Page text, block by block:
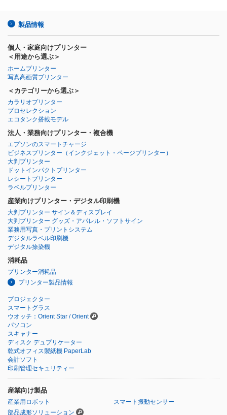
製品情報
個人・家庭向けプリンター
＜用途から選ぶ＞
ホームプリンター
写真高画質プリンター
＜カテゴリーから選ぶ＞
カラリオプリンター
プロセレクション
エコタンク搭載モデル
法人・業務向けプリンター・複合機
エプソンのスマートチャージ
ビジネスプリンター （インクジェット・ページプリンター）
大判プリンター
ドットインパクトプリンター
レシートプリンター
ラベルプリンター
産業向けプリンター・デジタル印刷機
大判プリンター サイン＆ディスプレイ
大判プリンター グッズ・アパレル・ソフトサイン
業務用写真・プリントシステム
デジタルラベル印刷機
デジタル捺染機
消耗品
プリンター消耗品
プリンター製品情報
プロジェクター
スマートグラス
ウオッチ：Orient Star / Orient
パソコン
スキャナー
ディスク デュプリケーター
乾式オフィス製紙機 PaperLab
会計ソフト
印刷管理セキュリティー
産業向け製品
産業用ロボット
スマート振動センサー
部品成形ソリューション